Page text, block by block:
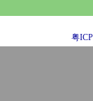
粤